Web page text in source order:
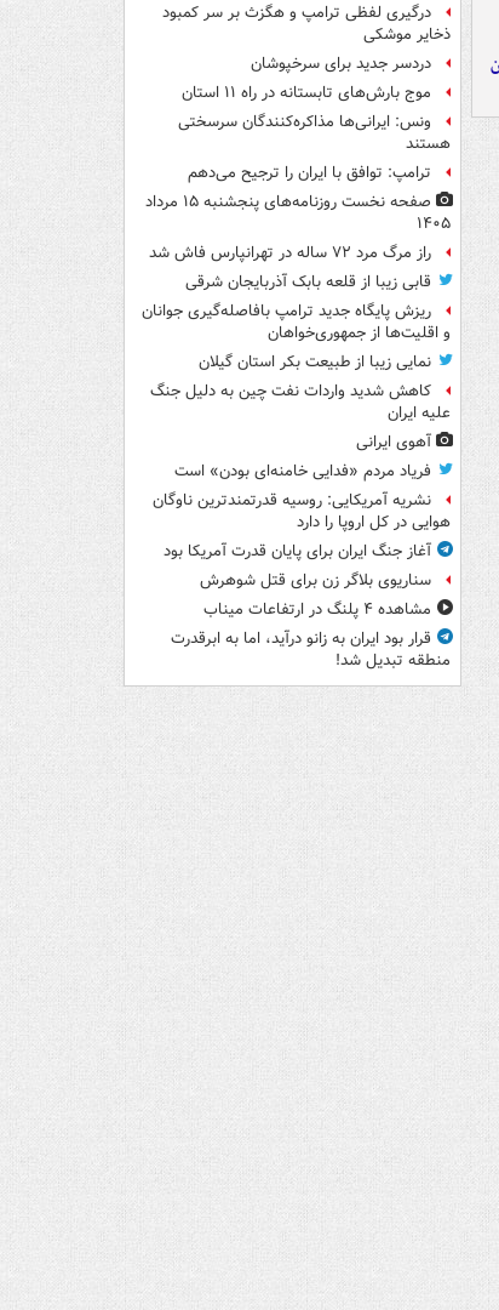
درگیری لفظی ترامپ و هگزث بر سر کمبود
ذخایر موشکی
دردسر جدید برای سرخپوشان
موج بارش‌های تابستانه در راه ۱۱ استان
ونس: ایرانی‌ها مذاکره‌کنندگان سرسختی
هستند
ترامپ: توافق با ایران را ترجیح می‌دهم
صفحه نخست روزنامه‌های پنجشنبه ۱۵ مرداد
۱۴۰۵
راز مرگ مرد ۷۲ ساله در تهرانپارس فاش شد
قابی زیبا از قلعه بابک آذربایجان شرقی
ریزش پایگاه جدید ترامپ بافاصله‌گیری جوانان
و اقلیت‌ها از جمهوری‌خواهان
نمایی زیبا از طبیعت بکر استان گیلان
کاهش شدید واردات نفت چین به دلیل جنگ
علیه ایران
آهوی ایرانی
فریاد مردم «فدایی خامنه‌ای بودن» است
نشریه آمریکایی: روسیه قدرتمندترین ناوگان
هوایی در کل اروپا را دارد
آغاز جنگ ایران برای پایان قدرت آمریکا بود
سناریوی بلاگر زن برای قتل شوهرش
مشاهده ۴ پلنگ در ارتفاعات میناب
قرار بود ایران به زانو درآید، اما به ابرقدرت
منطقه تبدیل شد!